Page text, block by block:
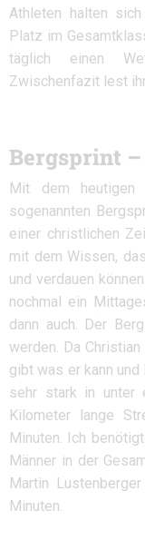
Athleten halten
Platz im
täglich einen
Zwischenfazit lest
Bergsprint –
Mit dem
sogenannten
einer christlichen
mit dem Wissen,
und verdauen
nochmal ein
dann auch. Der
werden. Da
gibt was er kann
sehr stark in unter
Kilometer lange
Minuten. Ich
Männer in der
Martin
Minuten.